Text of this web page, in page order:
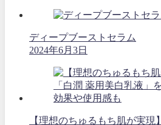
ディープブーストセラム
2024年6月3日
【理想のちゅるもち肌が実